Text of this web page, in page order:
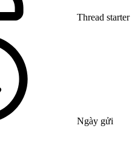
Thread starter
Ngày gửi